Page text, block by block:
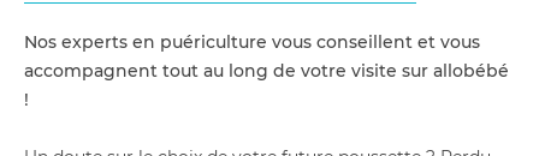
Nos experts en puériculture vous conseillent et vous
accompagnent tout au long de votre visite sur allobébé
!